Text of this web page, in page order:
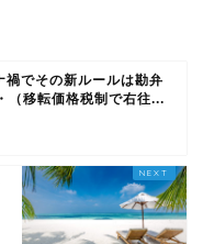
禍でその新ルールは勘弁
（移転価格税制で右往...